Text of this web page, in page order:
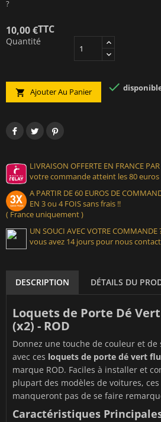
?
10,00 €TTC
Quantité
 Ajouter Au Panier 
LIVRAISON OFFERTE EN FRANCE
votre commande atteint les 80 euros
A PARTIR DE 60 EUROS DE
EN 3 ou 4 FOIS sans frais !!
( France uniquement )
UN SOUCI AVEC VOTRE COMMANDE
vous avez 14 jours pour nous
DESCRIPTION DÉTAILS DU
Loquets de Porte Dé
(x2) - ROD
Donnez une touche de couleur et de
avec ces loquets de porte dé vert
marque ROD. Faciles à installer et
plupart des modèles de voitures,
manqueront pas de se faire
Caractéristiques